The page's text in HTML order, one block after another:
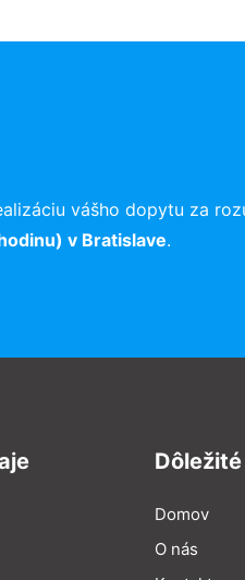
vášho dopytu za
v Bratislave.
Domov
O nás